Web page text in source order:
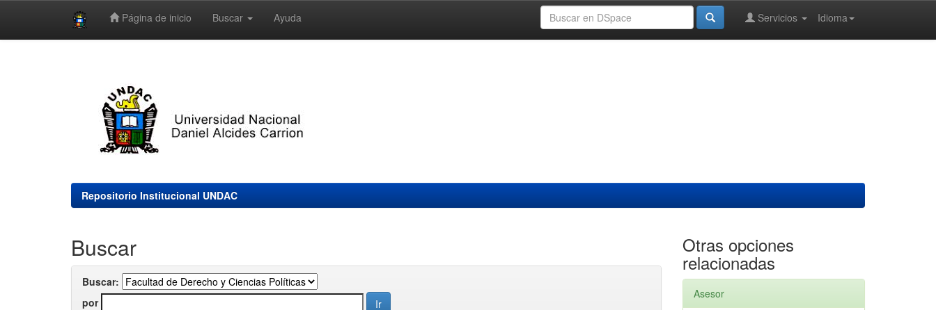
Página de inicio Buscar Ayuda Idioma
Servicios
Repositorio Institucional UNDAC
Buscar
Buscar:
por
Otras opciones
relacionadas
Asesor